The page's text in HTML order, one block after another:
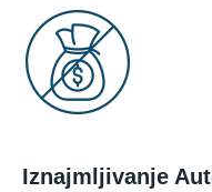
Iznajmljivanje